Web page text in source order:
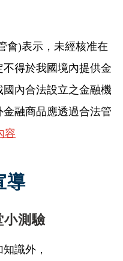
會)表示，未經核准在
得於我國境內提供金
內合法設立之金融機
融商品應透過合法管
容
導
小測驗
識外，